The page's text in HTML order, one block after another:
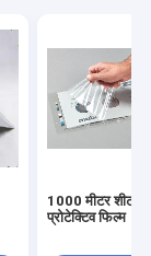
1000 मीटर शीट
प्रोटेक्टिव फिल्म